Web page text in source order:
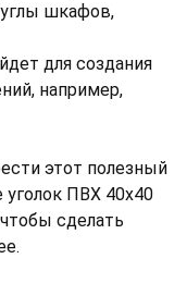
шкафов,
для создания
например,
этот полезный
ПВХ 40х40
сделать